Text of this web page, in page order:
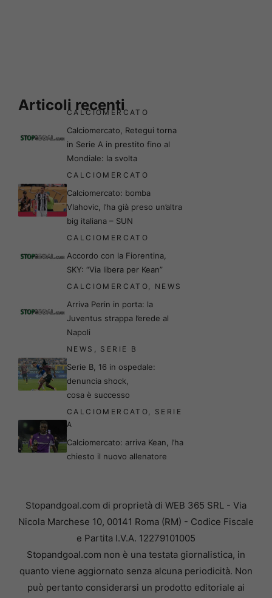
Articoli recenti
CALCIOMERCATO
Calciomercato, Retegui torna
in Serie A in prestito fino al
Mondiale: la svolta
CALCIOMERCATO
Calciomercato: bomba
Vlahovic, l’ha già preso un’altra
big italiana – SUN
CALCIOMERCATO
Accordo con la Fiorentina,
SKY: “Via libera per Kean”
CALCIOMERCATO, NEWS
Arriva Perin in porta: la
Juventus strappa l’erede al
Napoli
NEWS , SERIE B
Serie B, 16 in ospedale:
denuncia shock,
cosa è successo
CALCIOMERCATO, SERIE
A
Calciomercato: arriva Kean, l’ha
chiesto il nuovo allenatore
Stopandgoal.com di proprietà di WEB 365 SRL - Via
Nicola Marchese 10, 00141 Roma (RM) - Codice Fiscale
e Partita I.V.A. 12279101005
Stopandgoal.com non è una testata giornalistica, in
quanto viene aggiornato senza alcuna periodicità. Non
può pertanto considerarsi un prodotto editoriale ai